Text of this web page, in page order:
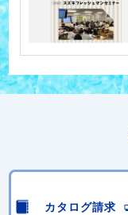
カタログ請求